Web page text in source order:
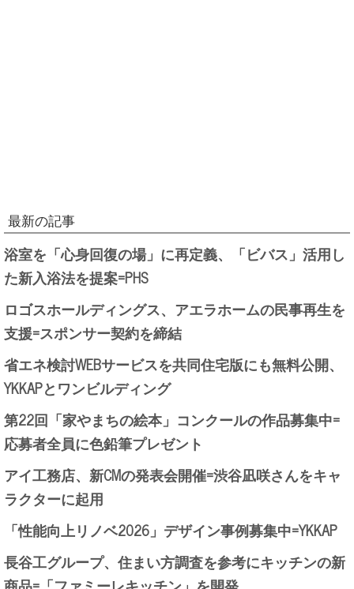
最新の記事
浴室を「心身回復の場」に再定義、「ビバス」活用し
た新入浴法を提案=PHS
ロゴスホールディングス、アエラホームの民事再生を
支援=スポンサー契約を締結
省エネ検討WEBサービスを共同住宅版にも無料公開、
YKKAPとワンビルディング
第22回「家やまちの絵本」コンクールの作品募集中=
応募者全員に色鉛筆プレゼント
アイ工務店、新CMの発表会開催=渋谷凪咲さんをキャ
ラクターに起用
「性能向上リノベ2026」デザイン事例募集中=YKKAP
長谷工グループ、住まい方調査を参考にキッチンの新